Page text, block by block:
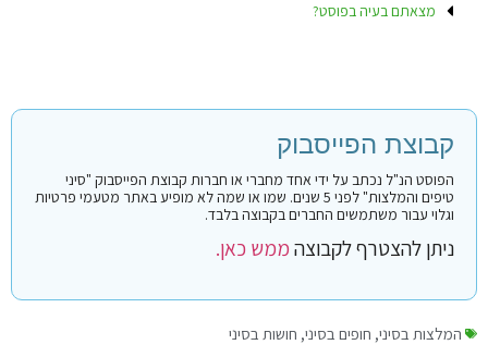
מצאתם בעיה בפוסט?
קבוצת הפייסבוק
הפוסט הנ"ל נכתב על ידי אחד מחברי או חברות קבוצת הפייסבוק "סיני
טיפים והמלצות" לפני 5 שנים. שמו או שמה לא מופיע באתר מטעמי פרטיות
וגלוי עבור משתמשים החברים בקבוצה בלבד.
ניתן להצטרף לקבוצהממש כאן.
המלצות בסיני, חופים בסיני, חושות בסיני